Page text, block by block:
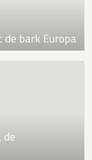
bark Europa
de